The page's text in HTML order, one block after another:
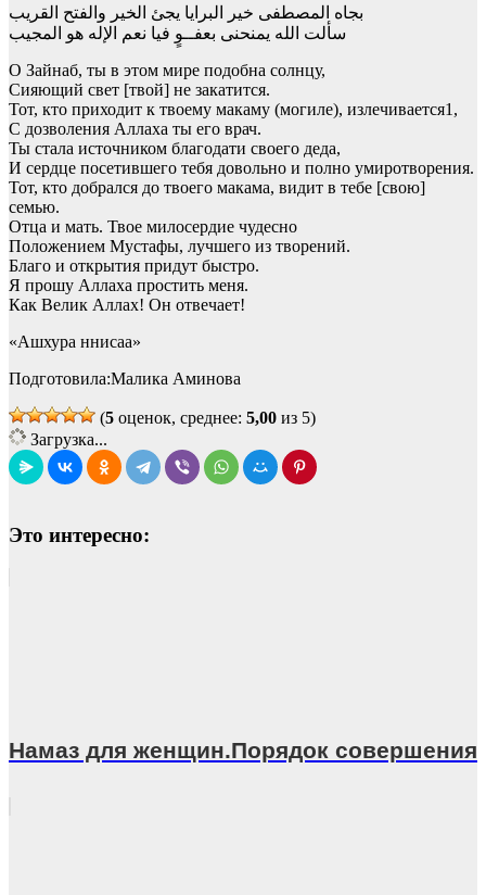
بجاه المصطفى خير البرايا يجئ الخير والفتح القريب
سألت الله يمنحنى بعفــوٍ فيا نعم الإله هو المجيب
О Зайнаб, ты в этом мире подобна солнцу,
Сияющий свет [твой] не закатится.
Тот, кто приходит к твоему макаму (могиле), излечивается1,
С дозволения Аллаха ты его врач.
Ты стала источником благодати своего деда,
И сердце посетившего тебя довольно и полно умиротворения.
Тот, кто добрался до твоего макама, видит в тебе [свою]
семью.
Отца и мать. Твое милосердие чудесно
Положением Мустафы, лучшего из творений.
Благо и открытия придут быстро.
Я прошу Аллаха простить меня.
Как Велик Аллах! Он отвечает!
«Ашхура ннисаа»
Подготовила:Малика Аминова
(5 оценок, среднее: 5,00 из 5)
Загрузка...
Это интересно:
Намаз для женщин.Порядок совершения